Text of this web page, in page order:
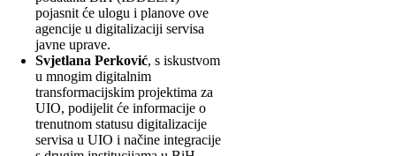
pojasnit će ulogu i planove ove
agencije u digitalizaciji servisa
javne uprave.
Svjetlana Perković, s iskustvom
u mnogim digitalnim
transformacijskim projektima za
UIO, podijelit će informacije o
trenutnom statusu digitalizacije
servisa u UIO i načine integracije